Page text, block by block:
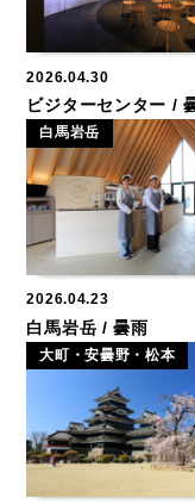
2026.04.30
ビジターセンター /
白馬岩岳
2026.04.23
白馬岩岳 / 曇雨
大町・安曇野・松本